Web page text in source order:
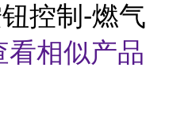
控制-燃气
看相似产品